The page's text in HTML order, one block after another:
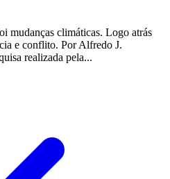
mudanças climáticas. Logo atrás
e conflito. Por Alfredo J.
realizada pela...